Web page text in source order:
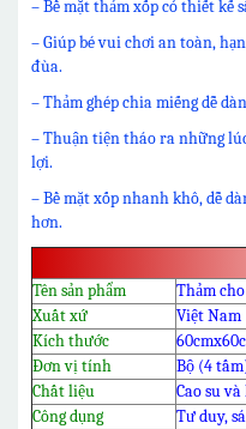
– Bề mặt thảm xốp có thiết kế
– Giúp bé vui chơi an toàn,
đùa.
– Thảm ghép chia miếng dễ
– Thuận tiện tháo ra những
lợi.
– Bề mặt xốp nhanh khô, dễ
hơn.
Tên sản phẩm
Thảm
Xuất xứ
Việt Nam
Kích thước
Đơn vị tính
Bộ (4
Chất liệu
Cao su
Công dụng
Tư duy,